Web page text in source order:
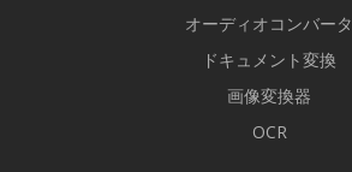
オーディオコンバータ
ドキュメント変換
画像変換器
OCR